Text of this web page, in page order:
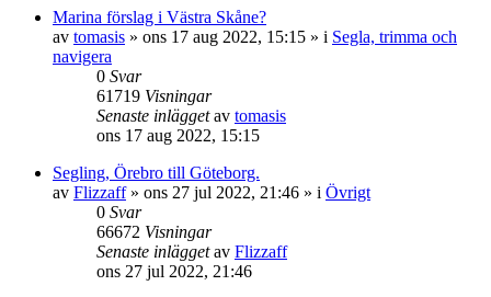
Marina förslag i Västra Skåne?
av tomasis » ons 17 aug 2022, 15:15 » i Segla, trimma och
navigera
0 Svar
61719 Visningar
Senaste inläggetav tomasis
ons 17 aug 2022, 15:15
Segling, Örebro till Göteborg.
av Flizzaff» ons 27 jul 2022, 21:46 » i Övrigt
0 Svar
66672 Visningar
Senaste inläggetav Flizzaff
ons 27 jul 2022, 21:46